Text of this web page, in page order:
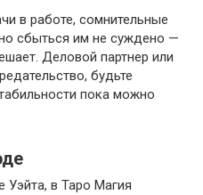
в работе, сомнительные
сбыться им не суждено —
Деловой партнер или
будьте
пока можно
Уэйта, в Таро Магия